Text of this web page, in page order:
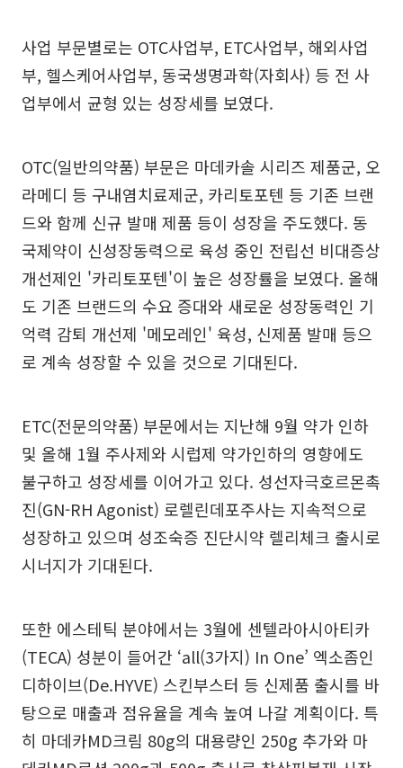
사업 부문별로는 OTC사업부, ETC사업부, 해외사업
부, 헬스케어사업부, 동국생명과학(자회사) 등 전 사
업부에서 균형 있는 성장세를 보였다.
OTC(일반의약품) 부문은 마데카솔 시리즈 제품군, 오
라메디 등 구내염치료제군, 카리토포텐 등 기존 브랜
드와 함께 신규 발매 제품 등이 성장을 주도했다. 동
국제약이 신성장동력으로 육성 중인 전립선 비대증상
개선제인 '카리토포텐'이 높은 성장률을 보였다. 올해
도 기존 브랜드의 수요 증대와 새로운 성장동력인 기
억력 감퇴 개선제 '메모레인' 육성, 신제품 발매 등으
로 계속 성장할 수 있을 것으로 기대된다.
ETC(전문의약품) 부문에서는 지난해 9월 약가 인하
및 올해 1월 주사제와 시럽제 약가인하의 영향에도
불구하고 성장세를 이어가고 있다. 성선자극호르몬촉
진(GN-RH Agonist) 로렐린데포주사는 지속적으로
성장하고 있으며 성조숙증 진단시약 렐리체크 출시로
시너지가 기대된다.
또한 에스테틱 분야에서는 3월에 센텔라아시아티카
(TECA) 성분이 들어간 ‘all(3가지) In One’ 엑소좀인
디하이브(De.HYVE) 스킨부스터 등 신제품 출시를 바
탕으로 매출과 점유율을 계속 높여 나갈 계획이다. 특
히 마데카MD크림 80g의 대용량인 250g 추가와 마